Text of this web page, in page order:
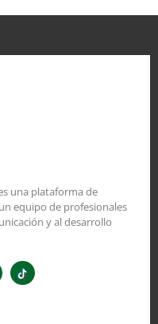
una plataforma de
equipo de profesionales
y al desarrollo